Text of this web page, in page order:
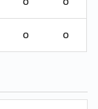
0 0